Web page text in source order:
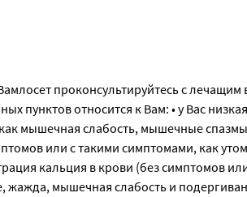
проконсультируйтесь с
пунктов относится к Вам: • у Вас
мышечная слабость, мышечные
или с такими симптомами, как
кальция в крови (без симптомов
жажда, мышечная слабость и